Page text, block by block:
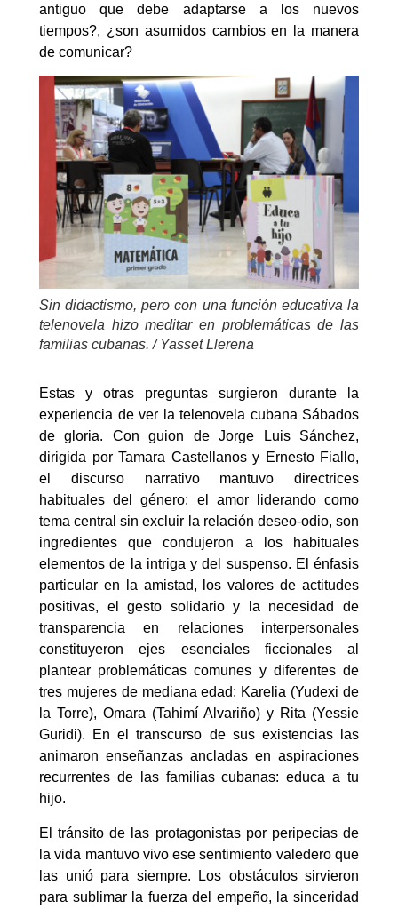
antiguo que debe adaptarse a los nuevos
tiempos?, ¿son asumidos cambios en la manera
de comunicar?
Sin didactismo, pero con una función educativa la
telenovela hizo meditar en problemáticas de las
familias cubanas. / Yasset Llerena
Estas y otras preguntas surgieron durante la
experiencia de ver la telenovela cubana Sábados
de gloria. Con guion de Jorge Luis Sánchez,
dirigida por Tamara Castellanos y Ernesto Fiallo,
el discurso narrativo mantuvo directrices
habituales del género: el amor liderando como
tema central sin excluir la relación deseo-odio, son
ingredientes que condujeron a los habituales
elementos de la intriga y del suspenso. El énfasis
particular en la amistad, los valores de actitudes
positivas, el gesto solidario y la necesidad de
transparencia en relaciones interpersonales
constituyeron ejes esenciales ficcionales al
plantear problemáticas comunes y diferentes de
tres mujeres de mediana edad: Karelia (Yudexi de
la Torre), Omara (Tahimí Alvariño) y Rita (Yessie
Guridi). En el transcurso de sus existencias las
animaron enseñanzas ancladas en aspiraciones
recurrentes de las familias cubanas: educa a tu
hijo.
El tránsito de las protagonistas por peripecias de
la vida mantuvo vivo ese sentimiento valedero que
las unió para siempre. Los obstáculos sirvieron
para sublimar la fuerza del empeño, la sinceridad